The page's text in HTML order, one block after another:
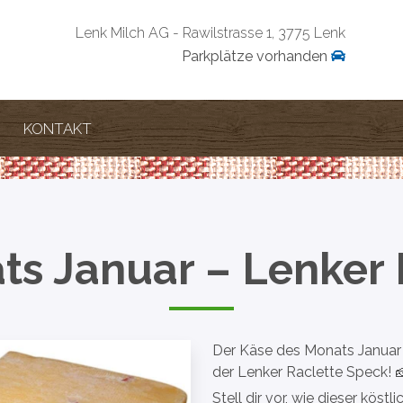
Lenk Milch AG - Rawilstrasse 1, 3775 Lenk
Parkplätze vorhanden
KONTAKT
Januar –
Der Käse des Monats
der Lenker Raclette Speck!
Stell dir vor, wie dieser